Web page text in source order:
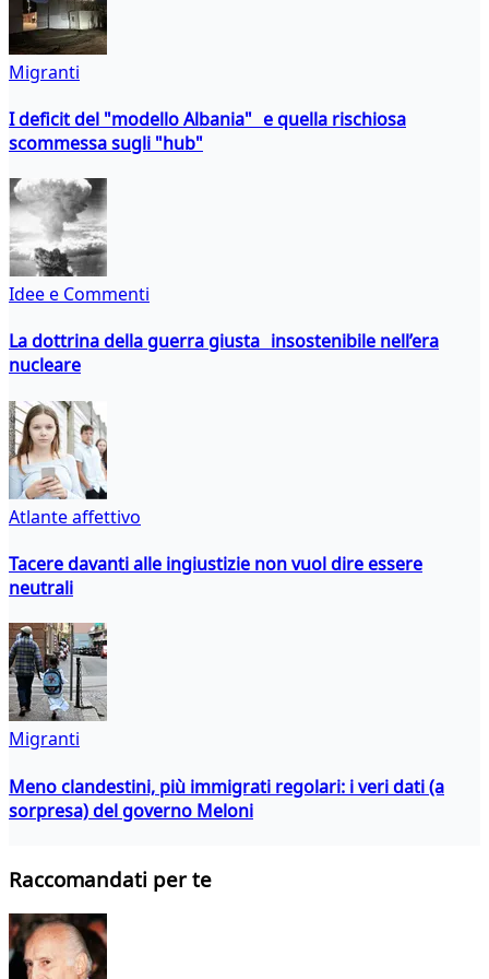
Migranti
I deficit del "modello Albania" e quella rischiosa
scommessa sugli "hub"
Idee e Commenti
La dottrina della guerra giusta insostenibile nell’era
nucleare
Atlante affettivo
Tacere davanti alle ingiustizie non vuol dire essere
neutrali
Migranti
Meno clandestini, più immigrati regolari: i veri dati (a
sorpresa) del governo Meloni
Raccomandati per te